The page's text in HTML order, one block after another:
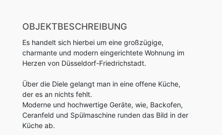
OBJEKTBESCHREIBUNG
Es handelt sich hierbei um eine großzügige,
charmante und modern eingerichtete Wohnung im
Herzen von Düsseldorf-Friedrichstadt.
Über die Diele gelangt man in eine offene Küche,
der es an nichts fehlt.
Moderne und hochwertige Geräte, wie, Backofen,
Ceranfeld und Spülmaschine runden das Bild in der
Küche ab.